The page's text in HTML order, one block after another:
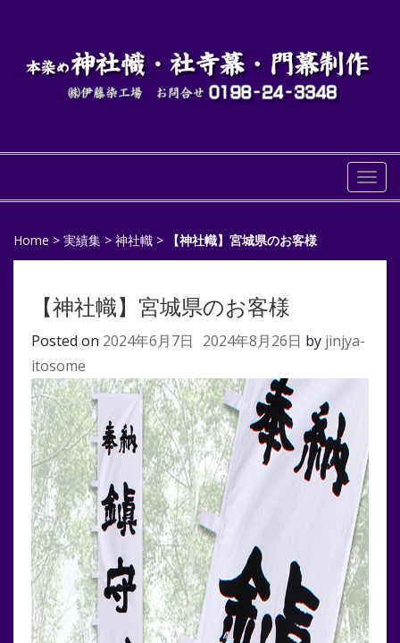
Home > 実績集 > 神社幟 > 【神社幟】宮城県のお客様
【神社幟】宮城県のお客様
Posted on 2024年6月7日 2024年8月26日 by jinjya-
itosome